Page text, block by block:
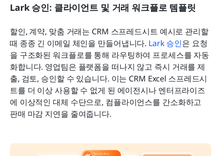
Lark 승인: 클라이언트 및 거래 워크플로 템플릿
할인, 계약, 맞춤 거래는 CRM 스프레드시트 예시로 관리할
때 종종 긴 이메일 체인을 만들어냅니다. Lark 승인은 요청
을 구조화된 워크플로를 통해 라우팅하여 프로세스를 자동
화합니다. 영업팀은 플랫폼을 떠나지 않고 즉시 거래를 제
출, 검토, 승인할 수 있습니다. 이는 CRM Excel 스프레드시
트를 더 이상 사용할 수 없게 된 에이전시나 엔터프라이즈
에 이상적인 대체 수단으로, 컴플라이언스를 간소화하고
판매 마감 지연을 줄여줍니다.